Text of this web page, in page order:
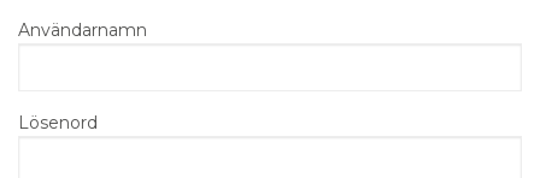
Användarnamn
Lösenord